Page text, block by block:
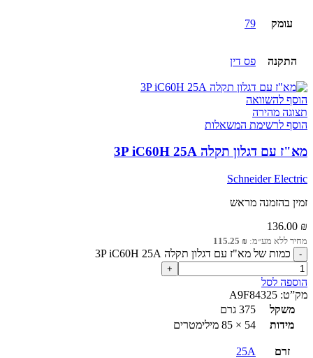
עומק 79
התקנה פס דין
הוסף להשוואה
תצוגה מהירה
הוסף לרשימת המשאלות
מא"ז עם דגלון תקלה 3P iC60H 25A
Schneider Electric
זמין בהזמנה מראש
136.00 ₪
מחיר ללא מע״מ: 115.25 ₪
כמות של מא"ז עם דגלון תקלה 3P iC60H 25A
הוספה לסל
מק”ט: A9F84325
משקל
375 גרם
מידות
54 × 85 מילימטרים
זרם 25A